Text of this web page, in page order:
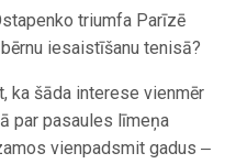
triumfa Parīzē
iesaistīšanu ­tenisā?
ka šāda interese vienmēr
par pasaules līmeņa
­vienpadsmit gadus ‒